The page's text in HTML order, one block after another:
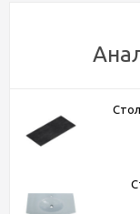
Покрытие фасада
Система хранения
Цвет тумбы
Поверхность